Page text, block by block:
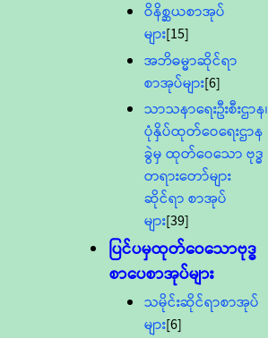
ဝိနိစ္ဆယစာအုပ်
များ[15]
အဘိဓမ္မာဆိုင်ရာ
စာအုပ်များ[6]
သာသနာရေးဦးစီးဌာန၊
ပုံနှိပ်ထုတ်ဝေရေးဌာန
ခွဲမှ ထုတ်ဝေသော ဗုဒ္ဓ
တရားတော်များ
ဆိုင်ရာ စာအုပ်
များ[39]
ပြင်ပမှထုတ်ဝေသောဗုဒ္ဓ
စာပေစာအုပ်များ
သမိုင်းဆိုင်ရာစာအုပ်
များ[6]